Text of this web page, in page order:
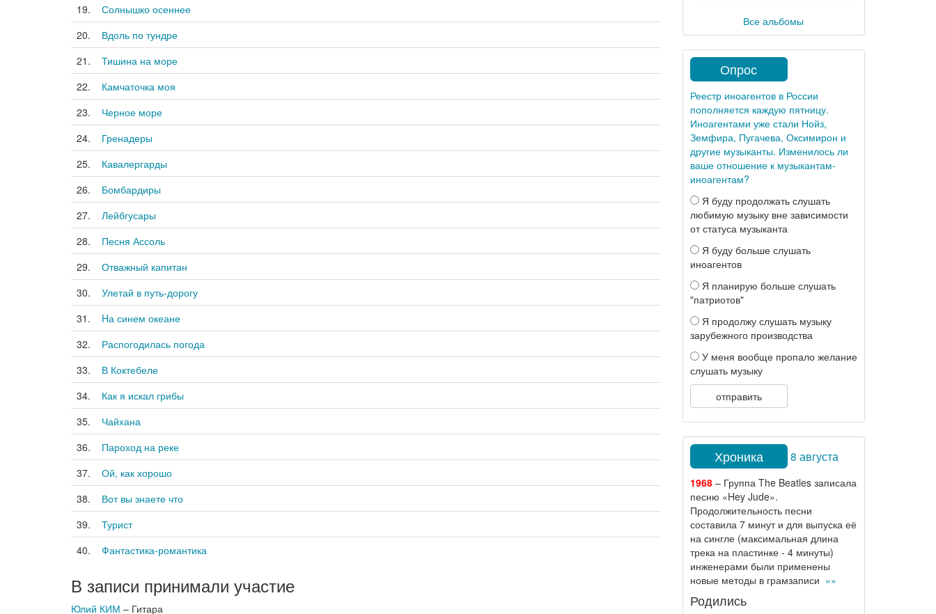
19.
Солнышко осеннее
20.
Вдоль по тундре
21.
Тишина на море
22.
Камчаточка моя
23.
Черное море
24.
Гренадеры
25.
Кавалергарды
26.
Бомбардиры
27.
Лейбгусары
28.
Песня Ассоль
29.
Отважный капитан
30.
Улетай в путь-дорогу
31.
Hа синем океане
32.
Распогодилась погода
33.
В Коктебеле
34.
Как я искал грибы
35.
Чайхана
36.
Пароход на реке
37.
Ой, как хорошо
38.
Вот вы знаете что
39.
Турист
40.
Фантастика-романтика
В записи принимали участие
Юлий КИМ – Гитара
Все альбомы
Опрос
Реестр иноагентов в России
пополняется каждую пятницу.
Иноагентами уже стали Нойз,
Земфира, Пугачева, Оксимирон и
другие музыканты. Изменилось ли
ваше отношение к музыкантам-
иноагентам?
Я буду продолжать слушать
любимую музыку вне зависимости
от статуса музыканта
Я буду больше слушать
иноагентов
Я планирую больше слушать
"патриотов"
Я продолжу слушать музыку
зарубежного производства
У меня вообще пропало желание
слушать музыку
отправить
Хроника 8 августа
1968– Группа The Beatles записала
песню «Hey Jude».
Продолжительность песни
составила 7 минут и для выпуска её
на сингле (максимальная длина
трека на пластинке - 4 минуты)
инженерами были применены
новые методы в грамзаписи »»
Родились